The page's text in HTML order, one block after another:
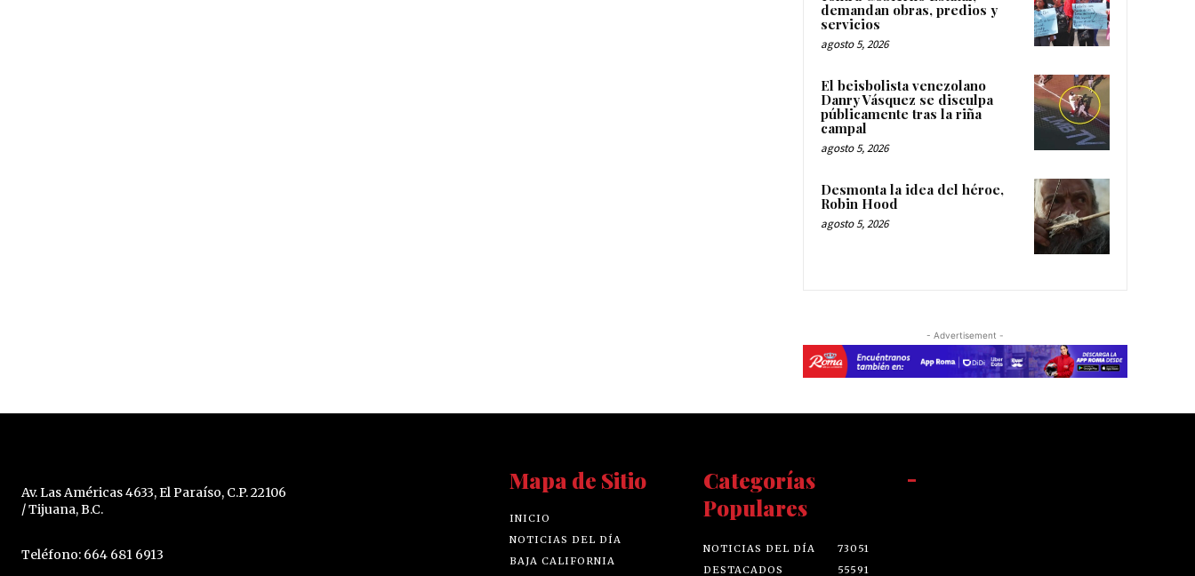
demandan obras, predios y
servicios
agosto 5, 2026
El beisbolista venezolano
Danry Vásquez se disculpa
públicamente tras la riña
campal
agosto 5, 2026
Desmonta la idea del héroe,
Robin Hood
agosto 5, 2026
- Advertisement -
Av. Las Américas 4633, El Paraíso, C.P. 22106
/ Tijuana, B.C.
Teléfono: 664 681 6913
Mapa de Sitio
INICIO
NOTICIAS DEL DÍA
BAJA CALIFORNIA
Categorías
Populares
NOTICIAS DEL DÍA
73051
DESTACADOS
55591
-